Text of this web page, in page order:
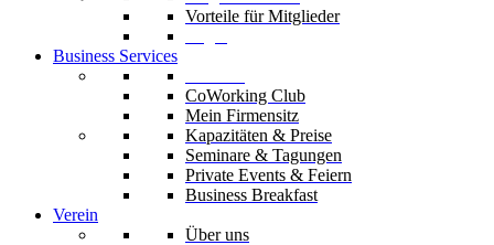
Vorteile für Mitglieder
Business Services
CoWorking Club
Mein Firmensitz
Kapazitäten & Preise
Seminare & Tagungen
Private Events & Feiern
Business Breakfast
Verein
Über uns